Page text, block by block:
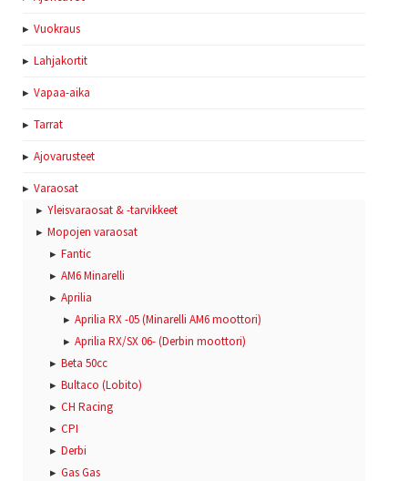
Vuokraus
Lahjakortit
Vapaa-aika
Tarrat
Ajovarusteet
Varaosat
Yleisvaraosat & -tarvikkeet
Mopojen varaosat
Fantic
AM6 Minarelli
Aprilia
Aprilia RX -05 (Minarelli AM6 moottori)
Aprilia RX/SX 06- (Derbin moottori)
Beta 50cc
Bultaco (Lobito)
CH Racing
CPI
Derbi
Gas Gas